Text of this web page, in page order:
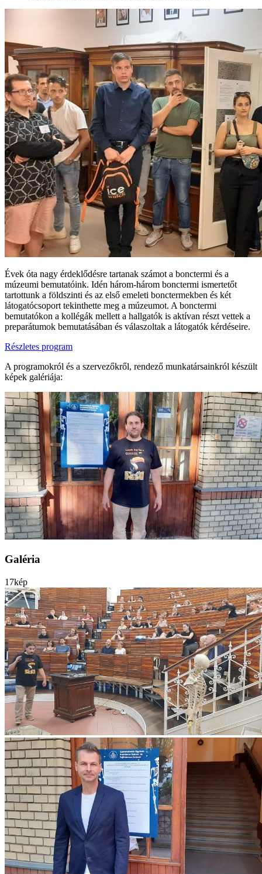
Évek óta nagy érdeklődésre tartanak számot a bonctermi és a
múzeumi bemutatóink. Idén három-három bonctermi ismertetőt
tartottunk a földszinti és az első emeleti bonctermekben és két
látogatócsoport tekinthette meg a múzeumot. A bonctermi
bemutatókon a kollégák mellett a hallgatók is aktívan részt vettek a
preparátumok bemutatásában és válaszoltak a látogatók kérdéseire.
Részletes program
A programokról és a szervezőkről, rendező munkatársainkról készült
képek galériája:
Galéria
17kép